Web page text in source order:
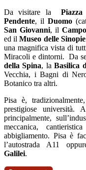
Da visitare la
Pendente, il Duomo
San Giovanni, il
ed ilMuseo delle Sinopie
una magnifica vista di
Miracoli e dintorni. Da
della Spina, laBasilica
Vecchia, i Bagni di
Botanico tra altri.
Pisa è,
prestigiose università.
principalmente,
meccanica,
abbigliamento. Pisa è
l’autostrada A11
Galilei.